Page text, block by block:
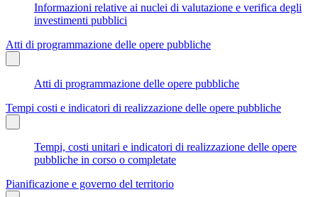
Informazioni relative ai nuclei di valutazione e verifica degli
investimenti pubblici
Atti di programmazione delle opere pubbliche
Atti di programmazione delle opere pubbliche
Tempi costi e indicatori di realizzazione delle opere pubbliche
Tempi, costi unitari e indicatori di realizzazione delle opere
pubbliche in corso o completate
Pianificazione e governo del territorio